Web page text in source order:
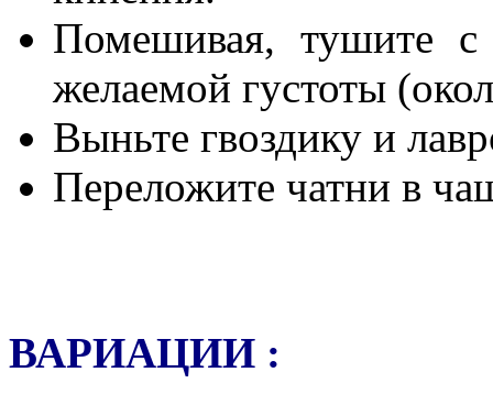
Помешивая, тушите
желаемой густоты
Выньте гвоздику и
Переложите чатни в
ВАРИАЦИИ :